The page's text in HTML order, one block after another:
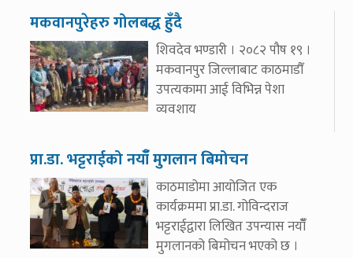
मकवानपुरेहरु गोलबद्ध हुँदै
शिवदेव भण्डारी । २०८२ पौष १९ ।
मकवानपुर जिल्लाबाट काठमाडौँ
उपत्यकामा आई विभिन्न पेशा
व्यवशाय
प्रा.डा. भट्टराईको नयाँँ मुगलान बिमोचन
काठमाडोमा आयोजित एक
कार्यक्रममा प्रा.डा. गोविन्दराज
भट्टराईद्वारा लिखित उपन्यास नयाँँ
मुगलानको बिमोचन भएको छ ।